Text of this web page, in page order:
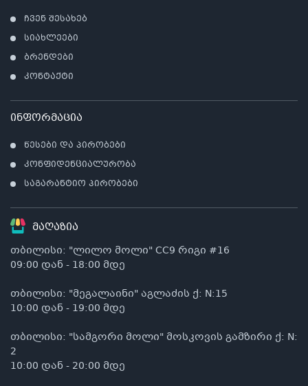
ჩვენ შესახებ
სიახლეები
ბრენდები
კონტაქტი
ინფორმაცია
წესები და პირობები
კონფიდენციალურობა
საგარანტიო პირობები
მაღაზია
თბილისი: "ლილო მოლი" CC9 რიგი #16
09:00 დან - 18:00 მდე
თბილისი: "მეგალაინი" აგლაძის ქ: N:15
10:00 დან - 19:00 მდე
თბილისი: "სამგორი მოლი" მოსკოვის გამზირი ქ: N:
2
10:00 დან - 20:00 მდე